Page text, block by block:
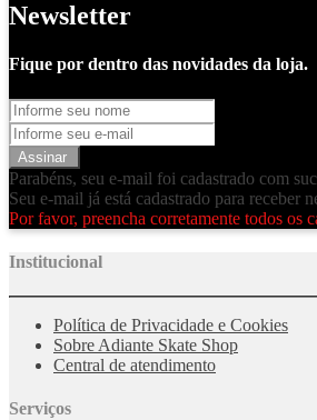
Newsletter
Fique por dentro das novidades da loja.
Assinar
Parabéns, seu e-mail foi cadastrado com
Seu e-mail já está cadastrado para receber
Por favor, preencha corretamente todos os
Institucional
Política de Privacidade e Cookies
Sobre Adiante Skate Shop
Central de atendimento
Serviços